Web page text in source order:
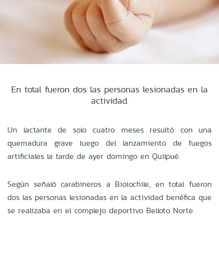
En total fueron dos las personas lesionadas en la
actividad.
Un lactante de solo cuatro meses resultó con una
quemadura grave luego del lanzamiento de fuegos
artificiales la tarde de ayer domingo en Quilpué.
Según señaló carabineros a Bioiochile, en total fueron
dos las personas lesionadas en la actividad benéfica que
se realizaba en el complejo deportivo Belloto Norte.